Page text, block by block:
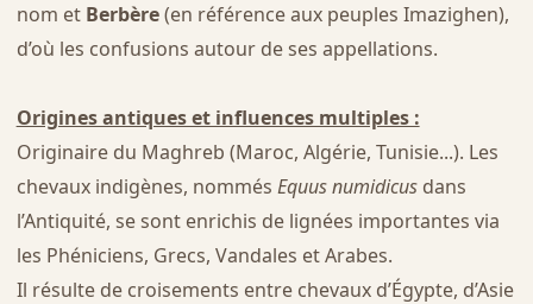
nom et Berbère(en référence aux peuples Imazighen),
d’où les confusions autour de ses appellations.
Origines antiques et influences multiples :
Originaire du Maghreb (Maroc, Algérie, Tunisie...). Les
chevaux indigènes, nommés Equus numidicusdans
l’Antiquité, se sont enrichis de lignées importantes via
les Phéniciens, Grecs, Vandales et Arabes.
Il résulte de croisements entre chevaux d’Égypte, d’Asie